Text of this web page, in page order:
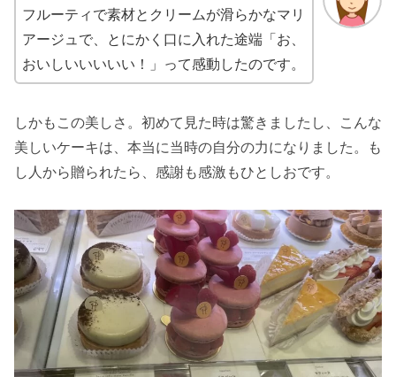
フルーティで素材とクリームが滑らかなマリ
アージュで、とにかく口に入れた途端「お、
おいしいいいいい！」って感動したのです。
しかもこの美しさ。初めて見た時は驚きましたし、こんな
美しいケーキは、本当に当時の自分の力になりました。も
し人から贈られたら、感謝も感激もひとしおです。